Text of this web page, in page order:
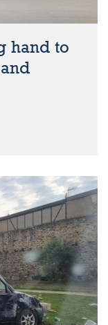
hand to